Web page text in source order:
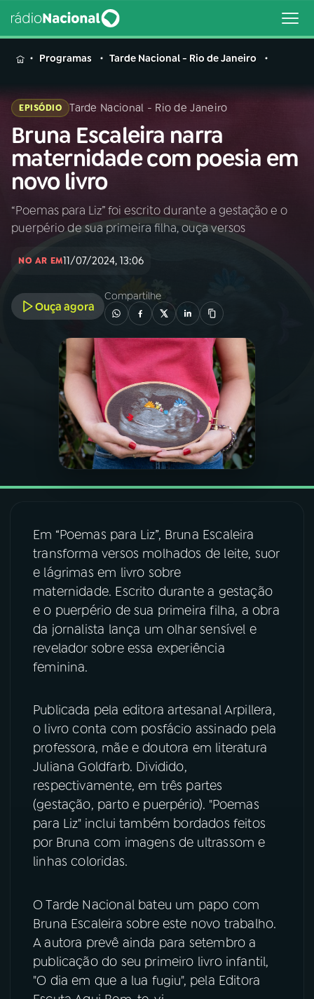
MENU
Buscar
na
Rádio
Nacional
Buscar
AO VIVO
INÍCIO
A RÁDIO
PROGRAMAÇÃO
PROGRAMAS
PODCASTS
06VIDEOCASTS
07 ÚLTIMAS
08FESTIVAL DE MÚSICA
ACOMPANHE A RÁDIO NACIONAL
YouTube Facebook
TikTok
Programas Tarde Nacional - Rio de Janeiro
EPISÓDIO Tarde Nacional - Rio de Janeiro
Bruna Escaleira narra
maternidade com poesia em
novo livro
“Poemas para Liz” foi escrito durante a gestação e o
puerpério de sua primeira filha, ouça versos
NO AR EM11/07/2024, 13:06
Ouça agora
Compartilhe
Em “Poemas para Liz”, Bruna Escaleira
transforma versos molhados de leite, suor
e lágrimas em livro sobre
maternidade. Escrito durante a gestação
e o puerpério de sua primeira filha, a obra
da jornalista lança um olhar sensível e
revelador sobre essa experiência
feminina.
Publicada pela editora artesanal Arpillera,
o livro conta com posfácio assinado pela
professora, mãe e doutora em literatura
Juliana Goldfarb. Dividido,
respectivamente, em três partes
(gestação, parto e puerpério). "Poemas
para Liz" inclui também bordados feitos
por Bruna com imagens de ultrassom e
linhas coloridas.
O Tarde Nacional bateu um papo com
Bruna Escaleira sobre este novo trabalho.
A autora prevê ainda para setembro a
publicação do seu primeiro livro infantil,
"O dia em que a lua fugiu", pela Editora